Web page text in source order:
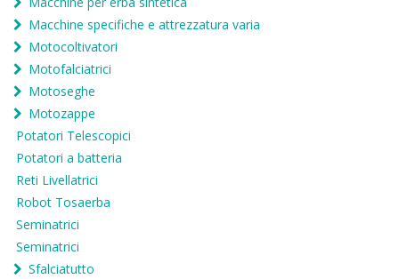
Macchine specifiche e attrezzatura varia
Motocoltivatori
Motofalciatrici
Motoseghe
Motozappe
Potatori Telescopici
Potatori a batteria
Reti Livellatrici
Robot Tosaerba
Seminatrici
Seminatrici
Sfalciatutto